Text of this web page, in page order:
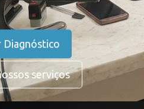
Diagnóstico
serviços